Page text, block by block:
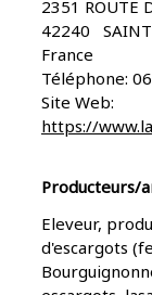
2351 ROUTE
42240
France
Téléphone:
Site Web:
https://
Producteurs/
Eleveur,
d'escargots